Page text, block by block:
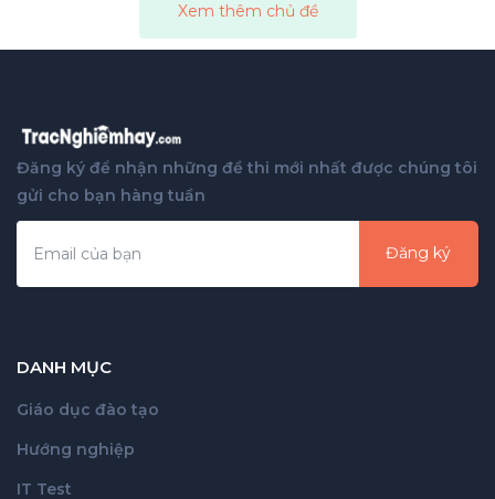
Xem thêm chủ đề
Đăng ký để nhận những đề thi mới nhất được chúng tôi
gửi cho bạn hàng tuần
Đăng ký
DANH MỤC
Giáo dục đào tạo
Hướng nghiệp
IT Test